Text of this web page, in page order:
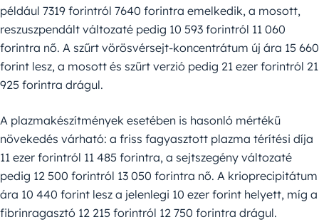
például 7319 forintról 7640 forintra emelkedik, a mosott,
reszuszpendált változaté pedig 10 593 forintról 11 060
forintra nő. A szűrt vörösvérsejt-koncentrátum új ára 15 660
forint lesz, a mosott és szűrt verzió pedig 21 ezer forintról 21
925 forintra drágul.
A plazmakészítmények esetében is hasonló mértékű
növekedés várható: a friss fagyasztott plazma térítési díja
11 ezer forintról 11 485 forintra, a sejtszegény változaté
pedig 12 500 forintról 13 050 forintra nő. A krioprecipitátum
ára 10 440 forint lesz a jelenlegi 10 ezer forint helyett, míg a
fibrinragasztó 12 215 forintról 12 750 forintra drágul.